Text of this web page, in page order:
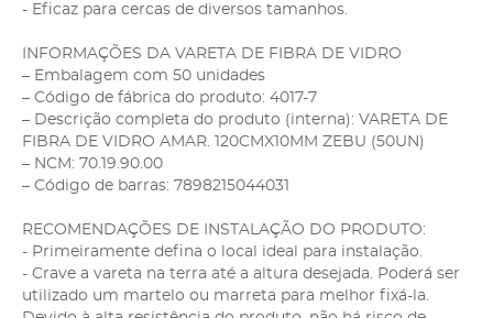
- Eficaz para cercas de diversos tamanhos.
INFORMAÇÕES DA VARETA DE FIBRA DE VIDRO
– Embalagem com 50 unidades
– Código de fábrica do produto: 4017-7
– Descrição completa do produto (interna): VARETA DE
FIBRA DE VIDRO AMAR. 120CMX10MM ZEBU (50UN)
– NCM: 70.19.90.00
– Código de barras: 7898215044031
RECOMENDAÇÕES DE INSTALAÇÃO DO PRODUTO:
- Primeiramente defina o local ideal para instalação.
- Crave a vareta na terra até a altura desejada. Poderá ser
utilizado um martelo ou marreta para melhor fixá-la.